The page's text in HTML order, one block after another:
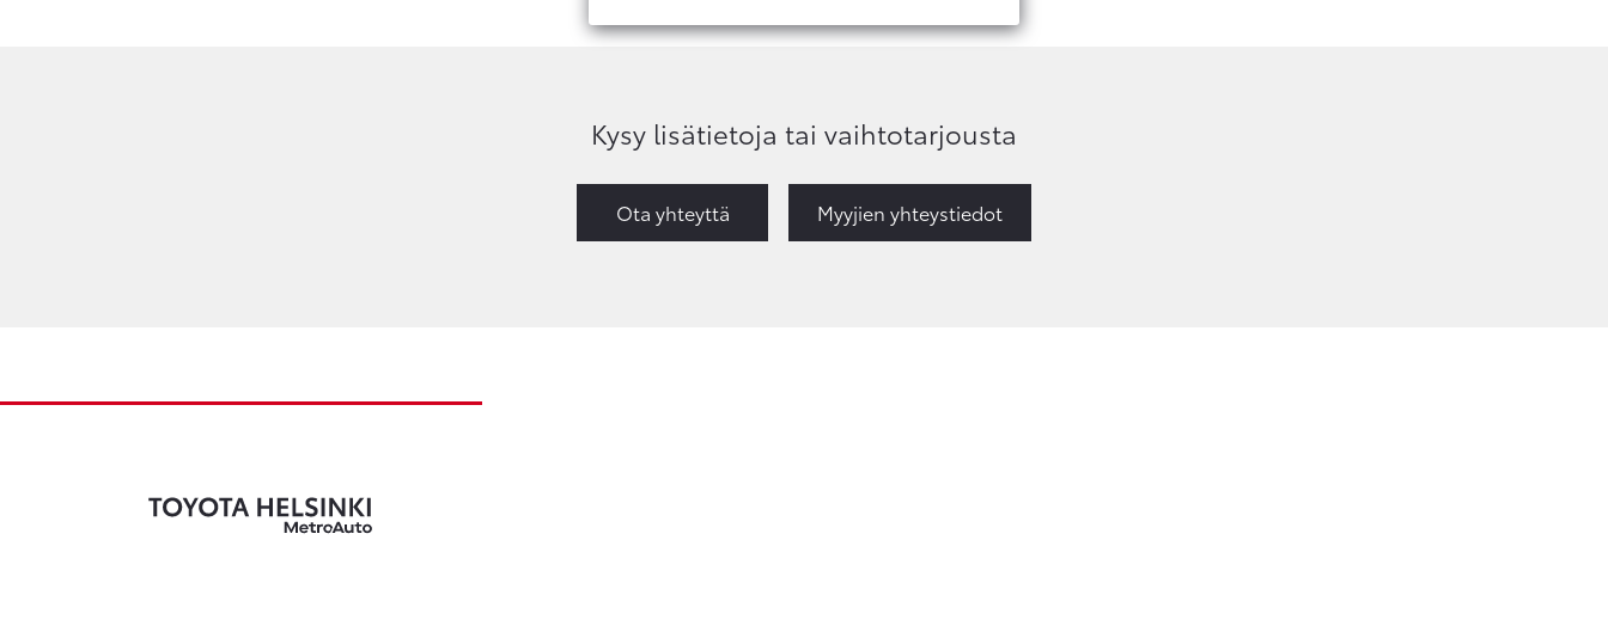
Kysy lisätietoja tai vaihtotarjousta
Ota yhteyttä Myyjien yhteystiedot